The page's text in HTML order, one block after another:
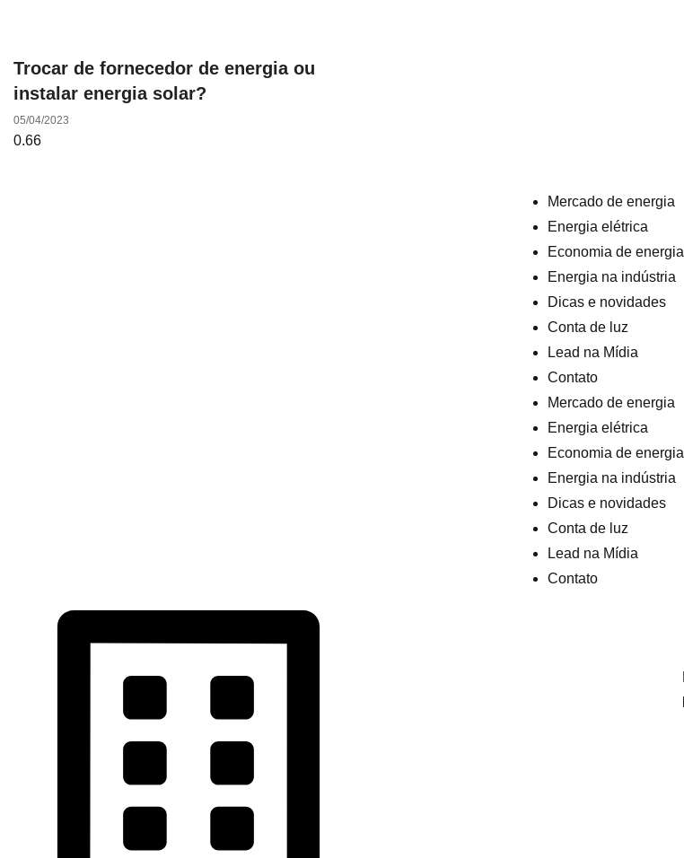
Trocar de fornecedor de energia ou
instalar energia solar?
05/04/2023
Mercado de energia
Energia elétrica
Economia de energia
Energia na indústria
Dicas e novidades
Conta de luz
Lead na Mídia
Contato
Mercado de energia
Energia elétrica
Economia de energia
Energia na indústria
Dicas e novidades
Conta de luz
Lead na Mídia
Contato